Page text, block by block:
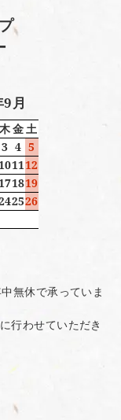
月
木金土
3 4 5
1112
1819
2526
無休で承っていま
行わせていただき